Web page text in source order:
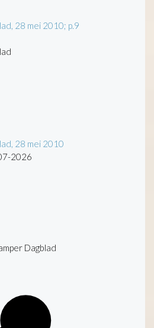
28 mei 2010; p.9
28 mei 2010
2026
Dagblad